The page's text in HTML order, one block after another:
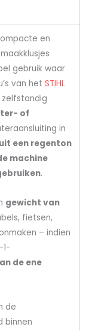
en
gebruik waar
van het STIHL
zelfstandig
of
in
een regenton
machine
.
gewicht van
fietsen,
– indien
de ene
de
binnen